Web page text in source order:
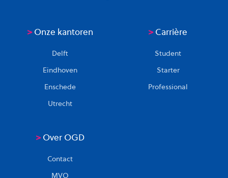
>Onze kantoren
Delft
Eindhoven
Enschede
Utrecht
>Carrière
Student
Starter
Professional
>Over OGD
Contact
MVO